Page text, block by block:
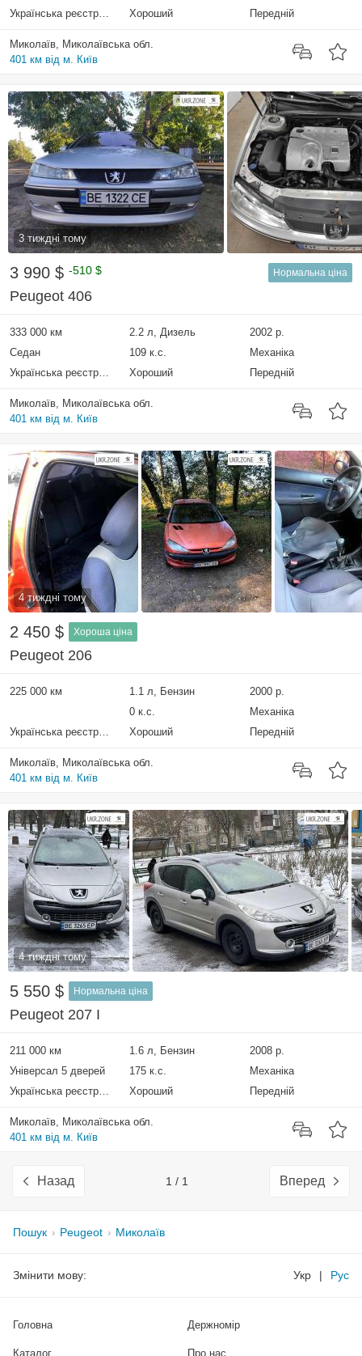
Українська реєстрація
Хороший Передній
Миколаїв, Миколаївська обл.
401 км від м. Київ
3 тиждні тому
3 990 $ -510 $ Нормальна ціна
Peugeot 406
333 000 км 2.2 л, Дизель
2002 р.
Седан
109 к.с.
Механіка
Українська реєстрація
Хороший Передній
Миколаїв, Миколаївська обл.
401 км від м. Київ
4 тиждні тому
2 450 $ Хороша ціна
Peugeot 206
225 000 км 1.1 л, Бензин
2000 р.
0 к.с.
Механіка
Українська реєстрація
Хороший Передній
Миколаїв, Миколаївська обл.
401 км від м. Київ
4 тиждні тому
5 550 $ Нормальна ціна
Peugeot 207 I
211 000 км 1.6 л, Бензин
2008 р.
Універсал 5 дверей
175 к.с.
Механіка
Українська реєстрація
Хороший Передній
Миколаїв, Миколаївська обл.
401 км від м. Київ
Назад 1 / 1 Вперед
Пошук Peugeot Миколаїв
Змінити мову: Укр | Рус
Головна
Каталог
Держномір
Про нас